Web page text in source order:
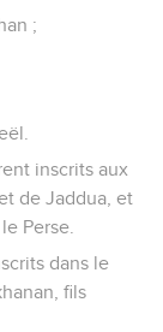
;
inscrits aux
de Jaddua, et
Perse.
dans le
fils